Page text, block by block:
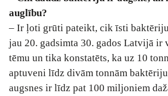
auglību?
– Ir ļoti grūti pateikt, cik īsti
jau 20. gadsimta 30. gados Latvijā
tēmu un tika konstatēts, ka uz 10
aptuveni līdz divām tonnām
augsnes ir līdz pat 100 miljoniem